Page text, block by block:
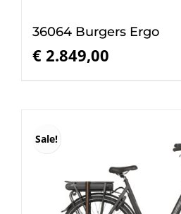
36064 Burgers Ergo
€ 2.849,00
Sale!